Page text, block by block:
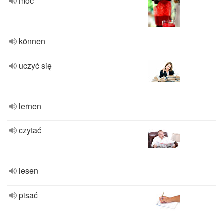
können
uczyć się
lernen
czytać
lesen
pisać